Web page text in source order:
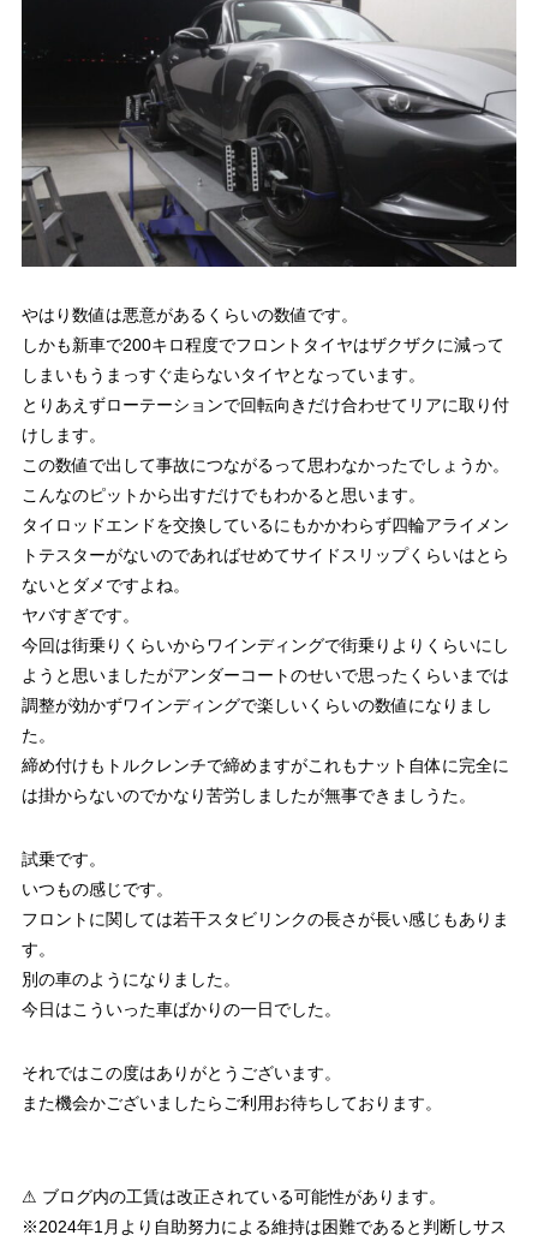
やはり数値は悪意があるくらいの数値です。
しかも新車で200キロ程度でフロントタイヤはザクザクに減って
しまいもうまっすぐ走らないタイヤとなっています。
とりあえずローテーションで回転向きだけ合わせてリアに取り付
けします。
この数値で出して事故につながるって思わなかったでしょうか。
こんなのピットから出すだけでもわかると思います。
タイロッドエンドを交換しているにもかかわらず四輪アライメン
トテスターがないのであればせめてサイドスリップくらいはとら
ないとダメですよね。
ヤバすぎです。
今回は街乗りくらいからワインディングで街乗りよりくらいにし
ようと思いましたがアンダーコートのせいで思ったくらいまでは
調整が効かずワインディングで楽しいくらいの数値になりまし
た。
締め付けもトルクレンチで締めますがこれもナット自体に完全に
は掛からないのでかなり苦労しましたが無事できましうた。
試乗です。
いつもの感じです。
フロントに関しては若干スタビリンクの長さが長い感じもありま
す。
別の車のようになりました。
今日はこういった車ばかりの一日でした。
それではこの度はありがとうございます。
また機会かございましたらご利用お待ちしております。
⚠ ブログ内の工賃は改正されている可能性があります。
※2024年1月より自助努力による維持は困難であると判断しサス